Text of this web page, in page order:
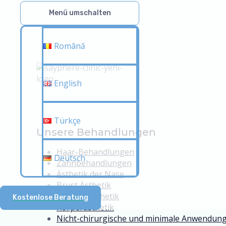
Menü umschalten
Română
English
Türkçe
Deutsch
Kostenlose Beratung
Unsere Behandlungen
Haar-Behandlungen
Zahnbehandlungen
Ästhetik der Nase
Brust Ästhetik
Gesichtsästhetik
Körperästhetik
Nicht-chirurgische und minimale